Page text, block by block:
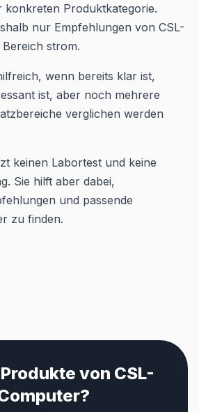
konkreten Produktkategorie.
nur Empfehlungen von CSL-
strom.
wenn bereits klar ist,
ist, aber noch mehrere
verglichen werden
keinen Labortest und keine
Sie hilft aber dabei,
und passende
zu finden.
von CSL-